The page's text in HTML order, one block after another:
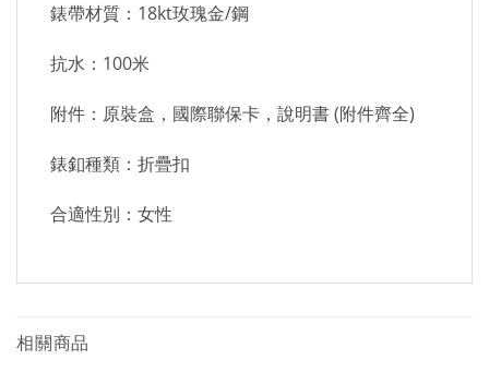
錶帶材質：18kt玫瑰金/鋼
抗水：100米
附件：原裝盒，國際聯保卡，說明書 (附件齊全)
錶釦種類：折疊扣
合適性別：女性
相關商品